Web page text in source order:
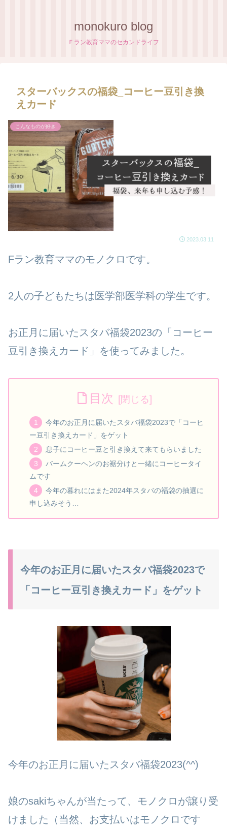
monokuro blog
Ｆラン教育ママのセカンドライフ
スターバックスの福袋_コーヒー豆引き換
えカード
こんなものが好き
2023.03.11
Fラン教育ママのモノクロです。
2人の子どもたちは医学部医学科の学生です。
お正月に届いたスタバ福袋2023の「コーヒー
豆引き換えカード」を使ってみました。
目次
今年のお正月に届いたスタバ福袋2023で「コーヒ
ー豆引き換えカード」をゲット
息子にコーヒー豆と引き換えて来てもらいました
バームクーヘンのお裾分けと一緒にコーヒータイ
ムです
今年の暮れにはまた2024年スタバの福袋の抽選に
申し込みそう…
今年のお正月に届いたスタバ福袋2023で
「コーヒー豆引き換えカード」をゲット
今年のお正月に届いたスタバ福袋2023(^^)
娘のsakiちゃんが当たって、モノクロが譲り受
けました（当然、お支払いはモノクロです